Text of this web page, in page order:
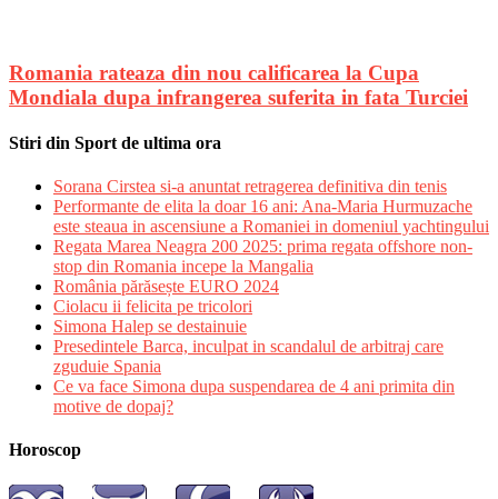
Romania rateaza din nou calificarea la Cupa
Mondiala dupa infrangerea suferita in fata Turciei
Stiri din Sport de ultima ora
Sorana Cirstea si-a anuntat retragerea definitiva din tenis
Performante de elita la doar 16 ani: Ana-Maria Hurmuzache
este steaua in ascensiune a Romaniei in domeniul yachtingului
Regata Marea Neagra 200 2025: prima regata offshore non-
stop din Romania incepe la Mangalia
România părăsește EURO 2024
Ciolacu ii felicita pe tricolori
Simona Halep se destainuie
Presedintele Barca, inculpat in scandalul de arbitraj care
zguduie Spania
Ce va face Simona dupa suspendarea de 4 ani primita din
motive de dopaj?
Horoscop